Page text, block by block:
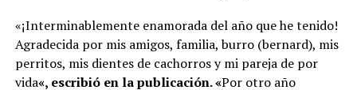
«¡Interminablemente enamorada del año que he tenido!
Agradecida por mis amigos, familia, burro (bernard), mis
perritos, mis dientes de cachorros y mi pareja de por
vida«, escribió en la publicación. «Por otro año